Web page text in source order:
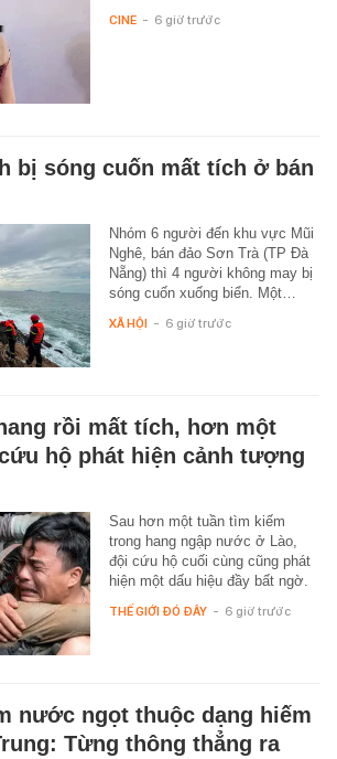
CINE - 6 giờ trước
bị sóng cuốn mất tích ở bán
Nhóm 6 người đến khu vực Mũi
Nghê, bán đảo Sơn Trà (TP Đà
Nẵng) thì 4 người không may bị
sóng cuốn xuống biển. Một…
XÃ HỘI - 6 giờ trước
rồi mất tích, hơn một
hộ phát hiện cảnh tượng
Sau hơn một tuần tìm kiếm
trong hang ngập nước ở Lào,
đội cứu hộ cuối cùng cũng phát
hiện một dấu hiệu đầy bất ngờ.
THẾ GIỚI ĐÓ ĐÂY - 6 giờ trước
nước ngọt thuộc dạng hiếm
Từng thông thẳng ra